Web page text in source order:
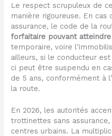
Le respect scrupuleux de
manière rigoureuse. En cas
assurance, le code de la
forfaitaire pouvant
temporaire, voire
ailleurs, si le conducteur
ci peut être suspendu en
de 5 ans, conformément à
la route.
En 2026, les autorités
trottinettes sans
centres urbains. La